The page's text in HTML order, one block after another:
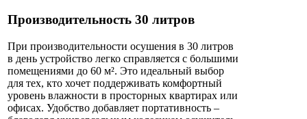
Производительность 30 литров
При производительности осушения в 30 литров
в день устройство легко справляется с большими
помещениями до 60 м². Это идеальный выбор
для тех, кто хочет поддерживать комфортный
уровень влажности в просторных квартирах или
офисах. Удобство добавляет портативность –